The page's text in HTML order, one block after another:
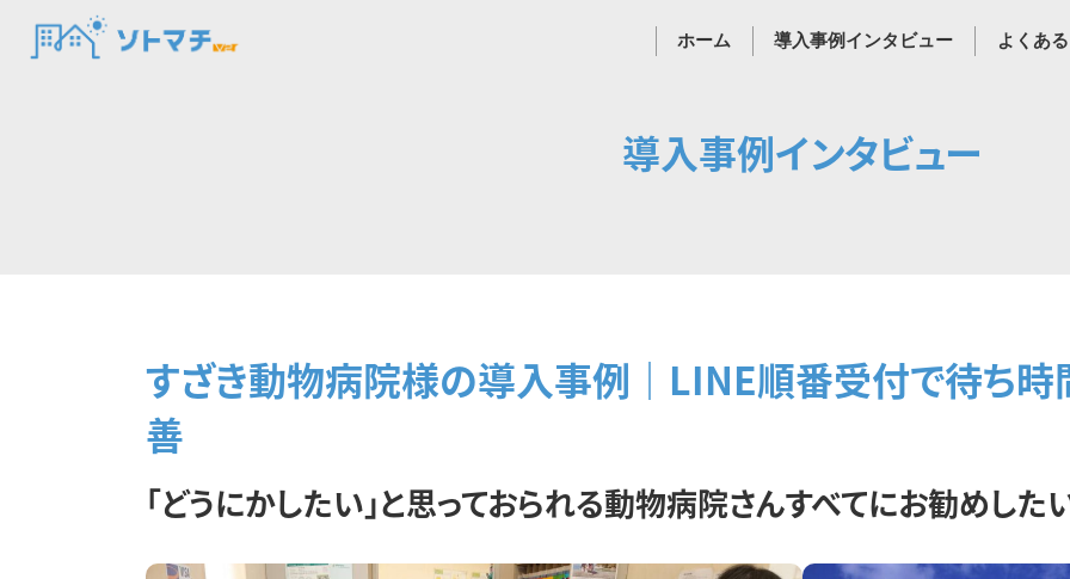
ホーム 導入事例インタビュー よくあ
導入事例インタビュー
すざき動物病院様の導入事例｜LINE順番受付で待ち時
善
「どうにかしたい」と思っておられる動物病院さんすべてにお勧めしたい